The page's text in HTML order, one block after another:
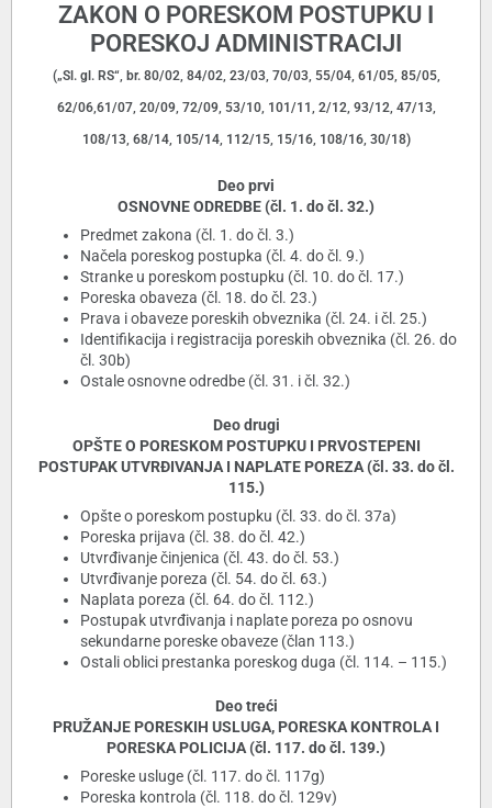
ZAKON O PORESKOM POSTUPKU I
PORESKOJ ADMINISTRACIJI
(„Sl. gl. RS“, br. 80/02, 84/02, 23/03, 70/03, 55/04, 61/05, 85/05,
62/06,61/07, 20/09, 72/09, 53/10, 101/11, 2/12, 93/12, 47/13,
108/13, 68/14, 105/14, 112/15, 15/16, 108/16, 30/18)
Deo prvi
OSNOVNE ODREDBE (čl. 1. do čl. 32.)
Predmet zakona (čl. 1. do čl. 3.)
Načela poreskog postupka (čl. 4. do čl. 9.)
Stranke u poreskom postupku (čl. 10. do čl. 17.)
Poreska obaveza (čl. 18. do čl. 23.)
Prava i obaveze poreskih obveznika (čl. 24. i čl. 25.)
Identifikacija i registracija poreskih obveznika (čl. 26. do
čl. 30b)
Ostale osnovne odredbe (čl. 31. i čl. 32.)
Deo drugi
OPŠTE O PORESKOM POSTUPKU I PRVOSTEPENI
POSTUPAK UTVRĐIVANJA I NAPLATE POREZA (čl. 33. do čl.
115.)
Opšte o poreskom postupku (čl. 33. do čl. 37a)
Poreska prijava (čl. 38. do čl. 42.)
Utvrđivanje činjenica (čl. 43. do čl. 53.)
Utvrđivanje poreza (čl. 54. do čl. 63.)
Naplata poreza (čl. 64. do čl. 112.)
Postupak utvrđivanja i naplate poreza po osnovu
sekundarne poreske obaveze (član 113.)
Ostali oblici prestanka poreskog duga (čl. 114. – 115.)
Deo treći
PRUŽANJE PORESKIH USLUGA, PORESKA KONTROLA I
PORESKA POLICIJA (čl. 117. do čl. 139.)
Poreske usluge (čl. 117. do čl. 117g)
Poreska kontrola (čl. 118. do čl. 129v)